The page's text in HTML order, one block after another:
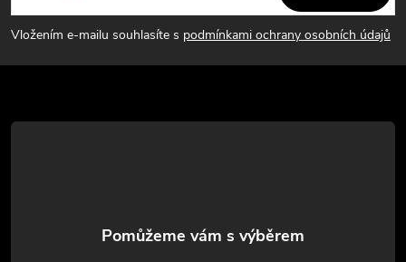
í
p
p
t
Vložením e-mailu souhlasíte s podmínkami ochrany osobních údajů